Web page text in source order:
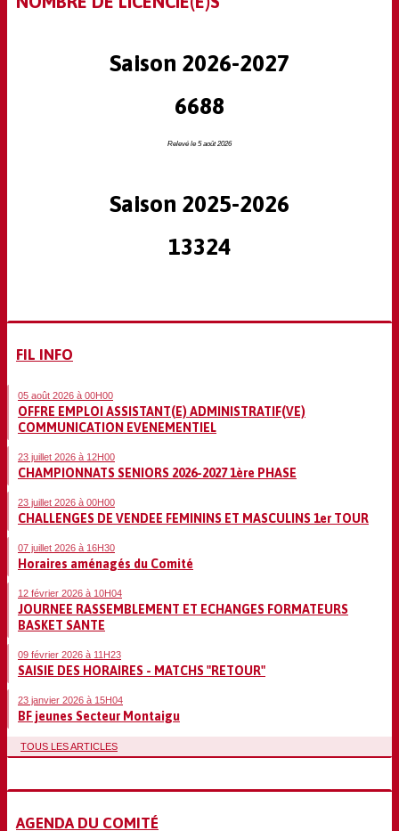
Saison 2026-2027
6688
Relevé le 5 août 2026
Saison 2025-2026
13324
FIL INFO
05 août 2026 à 00H00
OFFRE EMPLOI ASSISTANT(E) ADMINISTRATIF(VE)
COMMUNICATION EVENEMENTIEL
23 juillet 2026 à 12H00
CHAMPIONNATS SENIORS 2026-2027 1ère PHASE
23 juillet 2026 à 00H00
CHALLENGES DE VENDEE FEMININS ET MASCULINS 1er TOUR
07 juillet 2026 à 16H30
Horaires aménagés du Comité
12 février 2026 à 10H04
JOURNEE RASSEMBLEMENT ET ECHANGES FORMATEURS
BASKET SANTE
09 février 2026 à 11H23
SAISIE DES HORAIRES - MATCHS "RETOUR"
23 janvier 2026 à 15H04
BF jeunes Secteur Montaigu
TOUS LES ARTICLES
AGENDA DU COMITÉ